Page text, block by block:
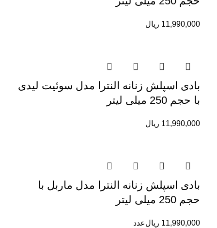
11,990,000 ریال
بادی اسپلش زنانه النترا مدل سوئیت لیدی
با حجم 250 میلی لیتر
11,990,000 ریال
بادی اسپلش زنانه النترا مدل ماربل با
حجم 250 میلی لیتر
11,990,000 ریالعدد